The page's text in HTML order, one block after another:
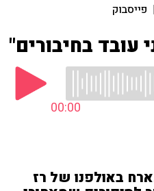
פייסבוק
עובד בחיבורים"
00:00
באולפנו של רז